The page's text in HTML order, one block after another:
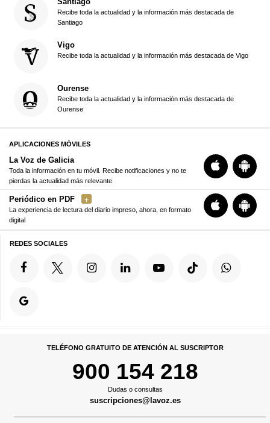
Recibe toda la actualidad y la información más destacada de
Santiago
Vigo
Recibe toda la actualidad y la información más destacada de Vigo
Ourense
Recibe toda la actualidad y la información más destacada de
Ourense
APLICACIONES MÓVILES
La Voz de Galicia
Toda la información en tu móvil. Recibe notificaciones y no te
pierdas la actualidad más relevante
Periódico en PDF
La experiencia de lectura del diario impreso, ahora, en formato
digital
REDES SOCIALES
TELÉFONO GRATUITO DE ATENCIÓN AL SUSCRIPTOR
900 154 218
Dudas o consultas
suscripciones@lavoz.es